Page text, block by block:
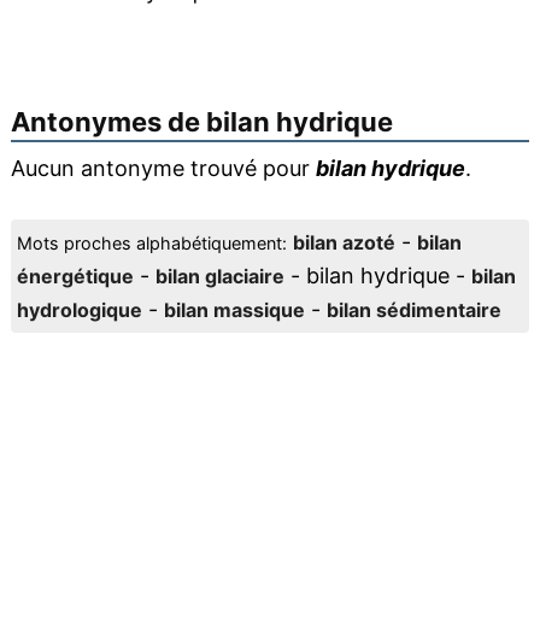
Antonymes de bilan hydrique
Aucun antonyme trouvé pour bilan hydrique.
Mots proches alphabétiquement: bilan azoté - bilan
énergétique - bilan glaciaire - bilan hydrique - bilan
hydrologique - bilan massique - bilan sédimentaire